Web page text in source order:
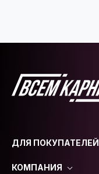
ДЛЯ ПОКУПАТЕЛЕЙ
КОМПАНИЯ